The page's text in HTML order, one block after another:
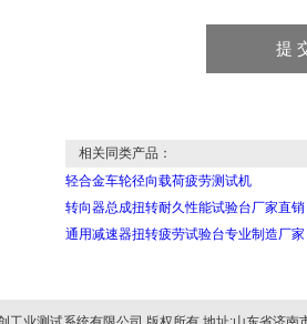
相关同类产品：
轻合金车轮径向载荷疲劳测试机
转向器总成扭转耐久性能试验台厂家直销
通用减速器扭转疲劳试验台专业制造厂家